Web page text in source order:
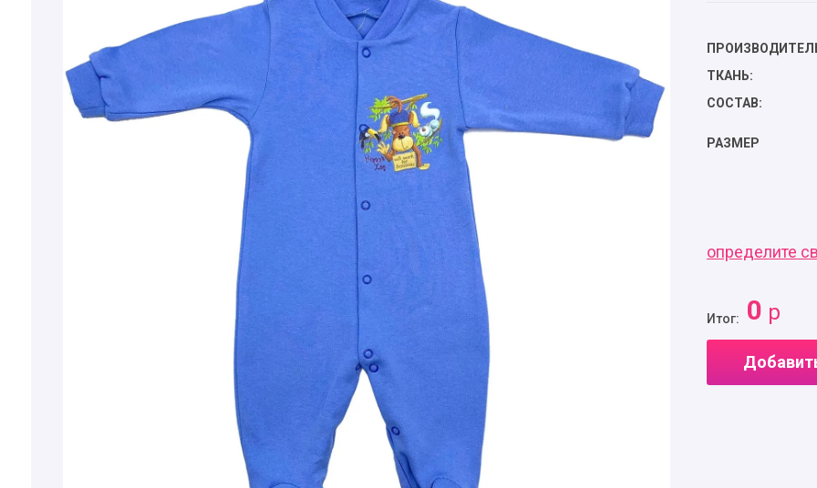
ТКАНЬ:
СОСТАВ:
РАЗМЕР
определите
Итог: 0 р